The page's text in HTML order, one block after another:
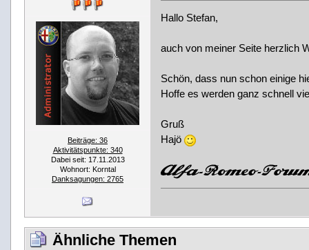
Beiträge: 36
Aktivitätspunkte: 340
Dabei seit: 17.11.2013
Wohnort: Korntal
Danksagungen: 2765
Hallo Stefan,
auch von meiner Seite herzlich
Schön, dass nun schon einige
Hoffe es werden ganz schnell
Gruß
Hajö
Ähnliche Themen